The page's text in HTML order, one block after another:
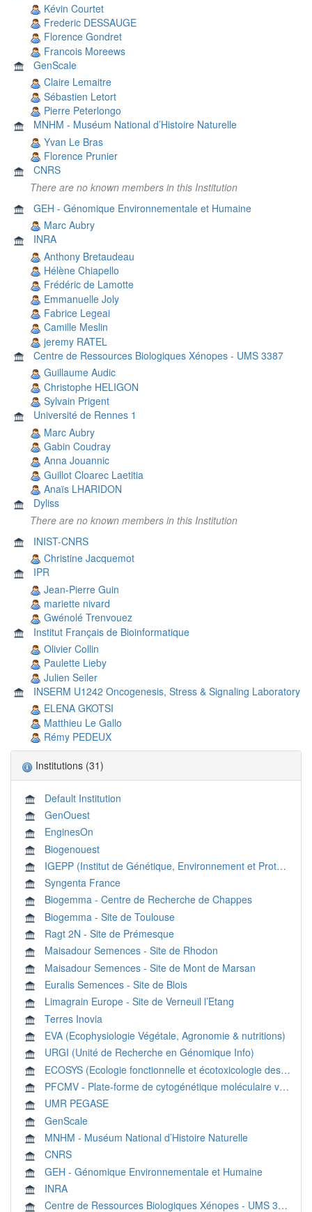
Kévin Courtet
Frederic DESSAUGE
Florence Gondret
Francois Moreews
GenScale
Claire Lemaitre
Sébastien Letort
Pierre Peterlongo
MNHM - Muséum National d’Histoire Naturelle
Yvan Le Bras
Florence Prunier
CNRS
There are no known members in this Institution
GEH - Génomique Environnementale et Humaine
Marc Aubry
INRA
Anthony Bretaudeau
Hélène Chiapello
Frédéric de Lamotte
Emmanuelle Joly
Fabrice Legeai
Camille Meslin
jeremy RATEL
Centre de Ressources Biologiques Xénopes - UMS 3387
Guillaume Audic
Christophe HELIGON
Sylvain Prigent
Université de Rennes 1
Marc Aubry
Gabin Coudray
Anna Jouannic
Guillot Cloarec Laetitia
Anaïs LHARIDON
Dyliss
There are no known members in this Institution
INIST-CNRS
Christine Jacquemot
IPR
Jean-Pierre Guin
mariette nivard
Gwénolé Trenvouez
Institut Français de Bioinformatique
Olivier Collin
Paulette Lieby
Julien Seiler
INSERM U1242 Oncogenesis, Stress & Signaling Laboratory
ELENA GKOTSI
Matthieu Le Gallo
Rémy PEDEUX
Institutions (31)
Default Institution
GenOuest
EnginesOn
Biogenouest
IGEPP (Institut de Génétique, Environnement et Protection des Plantes)
Syngenta France
Biogemma - Centre de Recherche de Chappes
Biogemma - Site de Toulouse
Ragt 2N - Site de Prémesque
Maisadour Semences - Site de Rhodon
Maisadour Semences - Site de Mont de Marsan
Euralis Semences - Site de Blois
Limagrain Europe - Site de Verneuil l’Etang
Terres Inovia
EVA (Ecophysiologie Végétale, Agronomie & nutritions)
URGI (Unité de Recherche en Génomique Info)
ECOSYS (Ecologie fonctionnelle et écotoxicologie des agroécosystèmes)
PFCMV - Plate-forme de cytogénétique moléculaire végétale
UMR PEGASE
GenScale
MNHM - Muséum National d’Histoire Naturelle
CNRS
GEH - Génomique Environnementale et Humaine
INRA
Centre de Ressources Biologiques Xénopes - UMS 3387